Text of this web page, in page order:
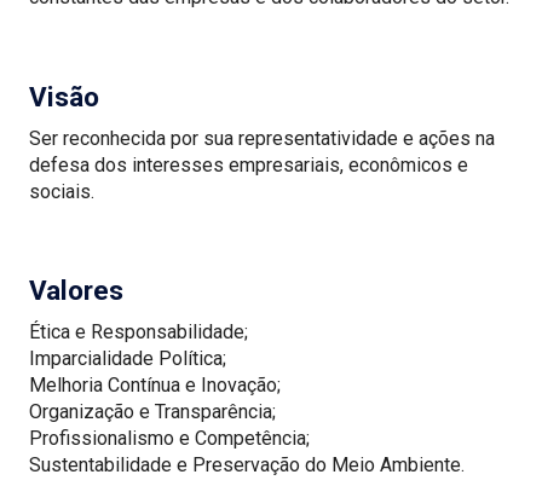
Visão
Ser reconhecida por sua representatividade e ações na
defesa dos interesses empresariais, econômicos e
sociais.
Valores
Ética e Responsabilidade;
Imparcialidade Política;
Melhoria Contínua e Inovação;
Organização e Transparência;
Profissionalismo e Competência;
Sustentabilidade e Preservação do Meio Ambiente.